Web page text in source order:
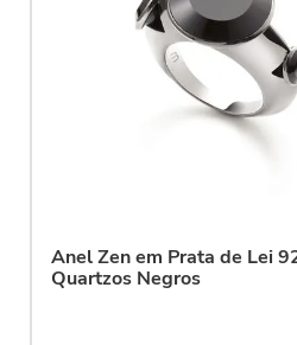
Anel Zen em Prata de Lei
Quartzos Negros